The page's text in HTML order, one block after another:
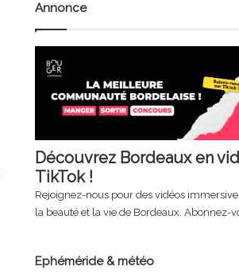
Annonce
Découvrez Bordeaux en
TikTok !
Rejoignez-nous pour des vidéos
la beauté et la vie de Bordeaux. Abonnez-
Ephéméride & météo